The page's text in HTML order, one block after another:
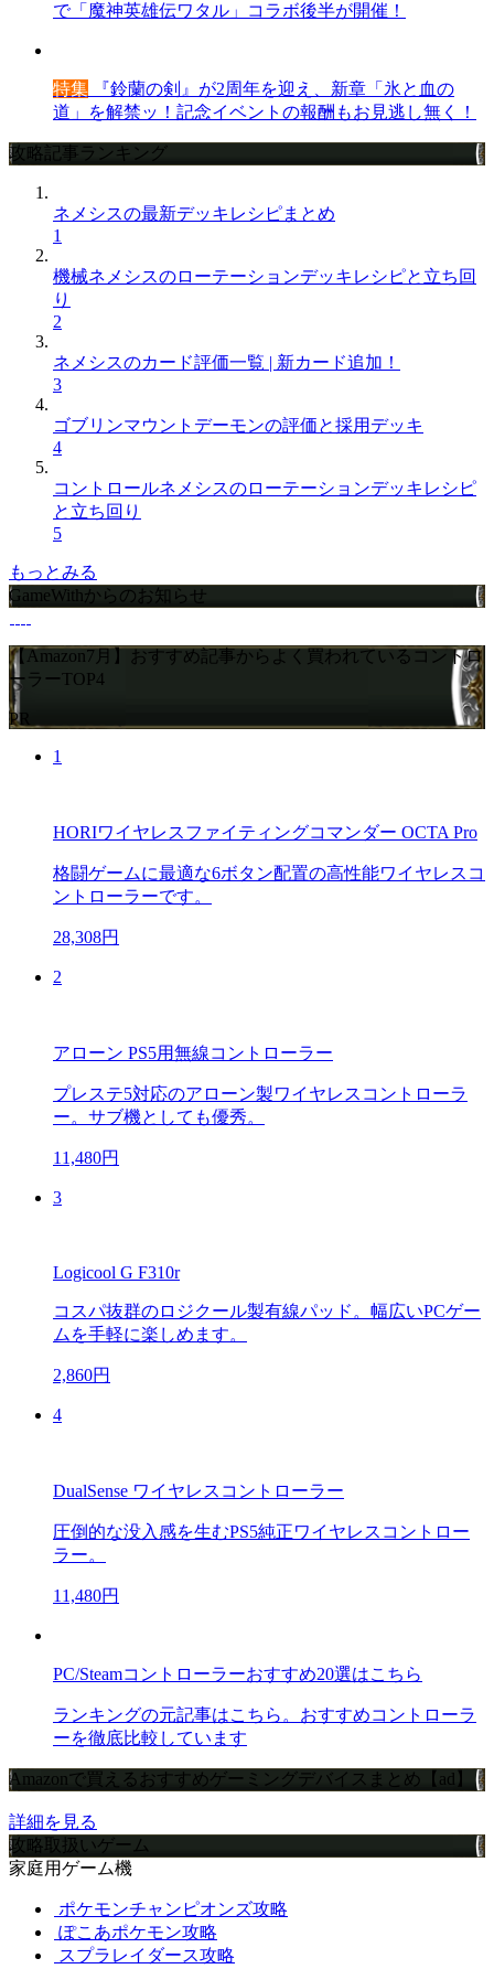
で「魔神英雄伝ワタル」コラボ後半が開催！
特集 『鈴蘭の剣』が2周年を迎え、新章「氷と血の
道」を解禁ッ！記念イベントの報酬もお見逃し無く！
攻略記事ランキング
ネメシスの最新デッキレシピまとめ
1
機械ネメシスのローテーションデッキレシピと立ち回
り
2
ネメシスのカード評価一覧 | 新カード追加！
3
ゴブリンマウントデーモンの評価と採用デッキ
4
コントロールネメシスのローテーションデッキレシピ
と立ち回り
5
もっとみる
GameWithからのお知らせ
【Amazon7月】おすすめ記事からよく買われているコントロ
ーラーTOP4
PR
1
HORIワイヤレスファイティングコマンダー OCTA Pro
格闘ゲームに最適な6ボタン配置の高性能ワイヤレスコ
ントローラーです。
28,308円
2
アローン PS5用無線コントローラー
プレステ5対応のアローン製ワイヤレスコントローラ
ー。サブ機としても優秀。
11,480円
3
Logicool G F310r
コスパ抜群のロジクール製有線パッド。幅広いPCゲー
ムを手軽に楽しめます。
2,860円
4
DualSense ワイヤレスコントローラー
圧倒的な没入感を生むPS5純正ワイヤレスコントロー
ラー。
11,480円
PC/Steamコントローラーおすすめ20選はこちら
ランキングの元記事はこちら。おすすめコントローラ
ーを徹底比較しています
Amazonで買えるおすすめゲーミングデバイスまとめ【ad】
詳細を見る
攻略取扱いゲーム
家庭用ゲーム機
ポケモンチャンピオンズ攻略
ぽこあポケモン攻略
スプラレイダース攻略